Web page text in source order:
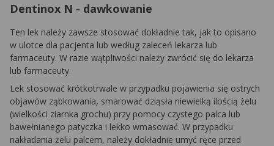
Dentinox N - dawkowanie
Ten lek należy zawsze stosować dokładnie tak, jak to opisano
w ulotce dla pacjenta lub według zaleceń lekarza lub
farmaceuty. W razie wątpliwości należy zwrócić się do lekarza
lub farmaceuty.
Lek stosować krótkotrwale w przypadku pojawienia się ostrych
objawów ząbkowania, smarować dziąsła niewielką ilością żelu
(wielkości ziarnka grochu) przy pomocy czystego palca lub
bawełnianego patyczka i lekko wmasować. W przypadku
nakładania żelu palcem, należy dokładnie umyć ręce przed